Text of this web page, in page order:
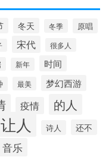
冬天 冬季 原唱
宋代 很多人
新年 时间
最美 梦幻西游
疫情 的人
让人 诗人 还不
音乐